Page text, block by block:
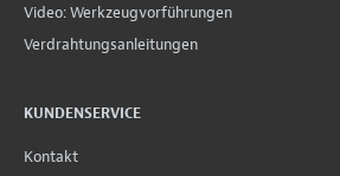
Video: Werkzeugvorführungen
Verdrahtungsanleitungen
KUNDENSERVICE
Kontakt